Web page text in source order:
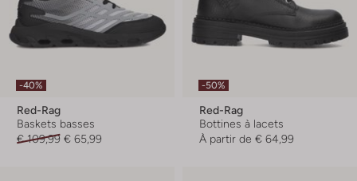
-40%
Red-Rag
Baskets basses
€ 109,99 € 65,99
-50%
Red-Rag
Bottines à lacets
À partir de € 64,99